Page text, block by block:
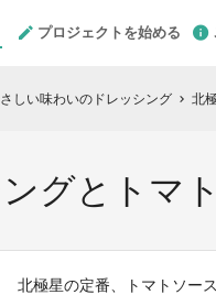
プロジェクトを始める
しい味わいのドレッシング chevron_right 北
グとトマ
北極星の定番、トマトソー